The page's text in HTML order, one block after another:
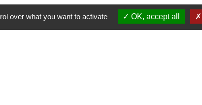
over what you want to activate OK, accept all